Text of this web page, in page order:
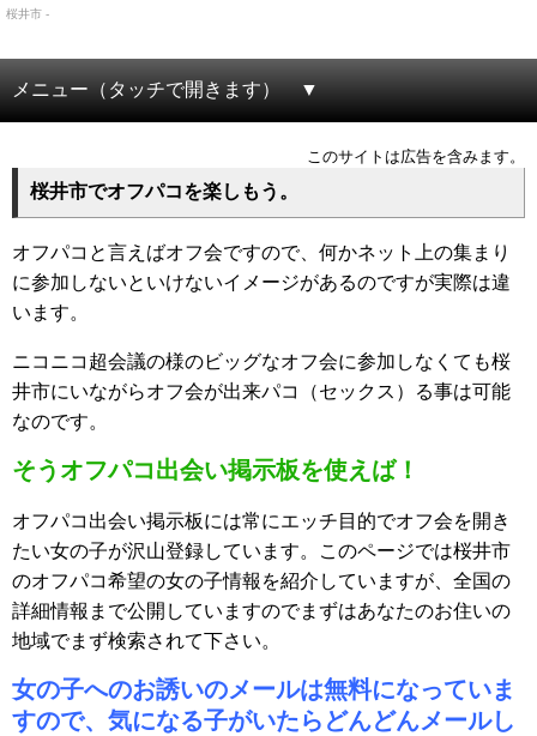
桜井市 -
メニュー（タッチで開きます）
このサイトは広告を含みます。
桜井市でオフパコを楽しもう。
オフパコと言えばオフ会ですので、何かネット上の集まり
に参加しないといけないイメージがあるのですが実際は違
います。
ニコニコ超会議の様のビッグなオフ会に参加しなくても桜
井市にいながらオフ会が出来パコ（セックス）る事は可能
なのです。
そうオフパコ出会い掲示板を使えば！
オフパコ出会い掲示板には常にエッチ目的でオフ会を開き
たい女の子が沢山登録しています。このページでは桜井市
のオフパコ希望の女の子情報を紹介していますが、全国の
詳細情報まで公開していますのでまずはあなたのお住いの
地域でまず検索されて下さい。
女の子へのお誘いのメールは無料になっていま
すので、気になる子がいたらどんどんメールし